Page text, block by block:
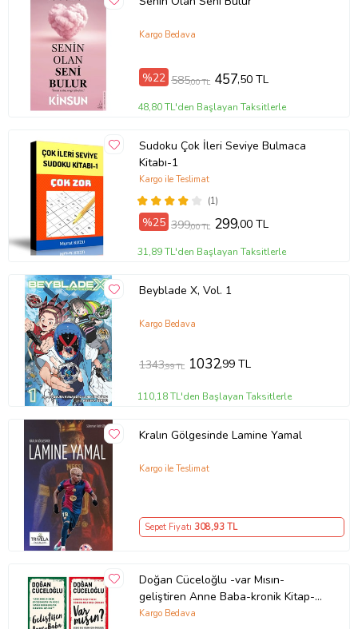
Kargo Bedava
%22 585,00 TL 457,50 TL
48,80 TL'den Başlayan Taksitlerle
Sudoku Çok İleri Seviye Bulmaca
Kitabı-1
(1)
Kargo ile Teslimat
%25 399,00 TL 299,00 TL
31,89 TL'den Başlayan Taksitlerle
Beyblade X, Vol. 1
Kargo Bedava
1343,99 TL 1032,99 TL
110,18 TL'den Başlayan Taksitlerle
Kralın Gölgesinde Lamine Yamal
Kargo ile Teslimat
Sepet Fiyatı 308,93 TL
Doğan Cüceloğlu -var Mısın-
geliştiren Anne Baba-kronik Kitap-
Ahmet kaya defteri (2 NOT
Kargo Bedava